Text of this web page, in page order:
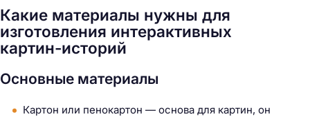
Какие материалы нужны для
изготовления интерактивных
картин-историй
Основные материалы
Картон или пенокартон — основа для картин, он